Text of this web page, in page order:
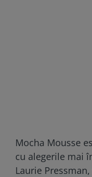
Mocha Mousse
cu alegerile mai
Laurie